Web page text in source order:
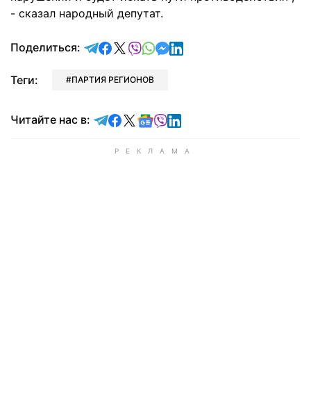
- сказал народный депутат.
Поделиться: отправить в Telegram
поделиться в Facebook
поделиться в X
отправить в Viber
отправить в Whatsapp
отправить в Messenger
отправить в LinkedIn
Теги: ПАРТИЯ РЕГИОНОВ
Читайте нас в: Читайте в Telegram
Читайте в Facebook
Читайте в X
Читайте в Google news
Читайте в Viber
Читайте в LinkedIn